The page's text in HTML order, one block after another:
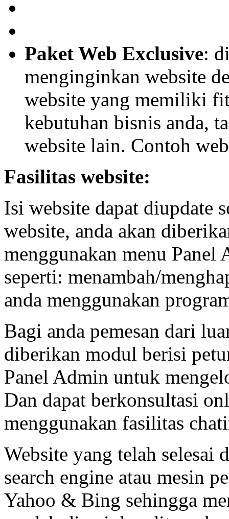
Paket Web Exclusive:
menginginkan website
website yang memiliki
kebutuhan bisnis anda,
website lain. Contoh
Fasilitas website:
Isi website dapat diupdate
website, anda akan
menggunakan menu
seperti: menambah/
anda menggunakan
Bagi anda pemesan dari
diberikan modul berisi
Panel Admin untuk
Dan dapat berkonsultasi
menggunakan fasilitas
Website yang telah selesai
search engine atau mesin
Yahoo & Bing sehingga